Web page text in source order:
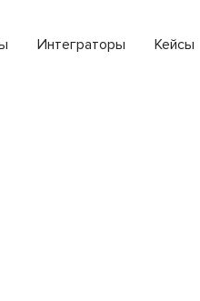
Интеграторы Кейсы